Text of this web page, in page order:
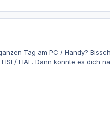
Tag am PC / Handy?
/ FIAE. Dann könnte es